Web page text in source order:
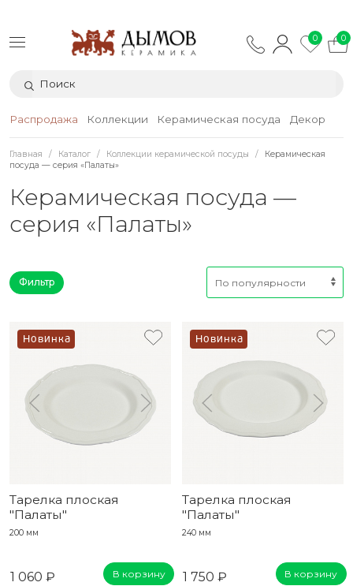
0 0
Распродажа Коллекции Керамическая посуда Декор
Главная Каталог Коллекции керамической посуды
Керамическая
посуда — серия «Палаты»
Керамическая посуда —
серия «Палаты»
Фильтр
Новинка
Тарелка плоская
"Палаты"
200 мм
1 060 ₽ В корзину
Новинка
Тарелка плоская
"Палаты"
240 мм
1 750 ₽ В корзину